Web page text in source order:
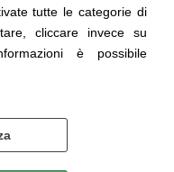
tutte le categorie di
cliccare invece su
è possibile
REA BO-0481011 · P.IVA
di Skillworks
II 28 · Roncadelle (BS)
cookie